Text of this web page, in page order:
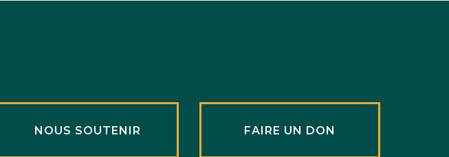
NOUS SOUTENIR FAIRE UN DON